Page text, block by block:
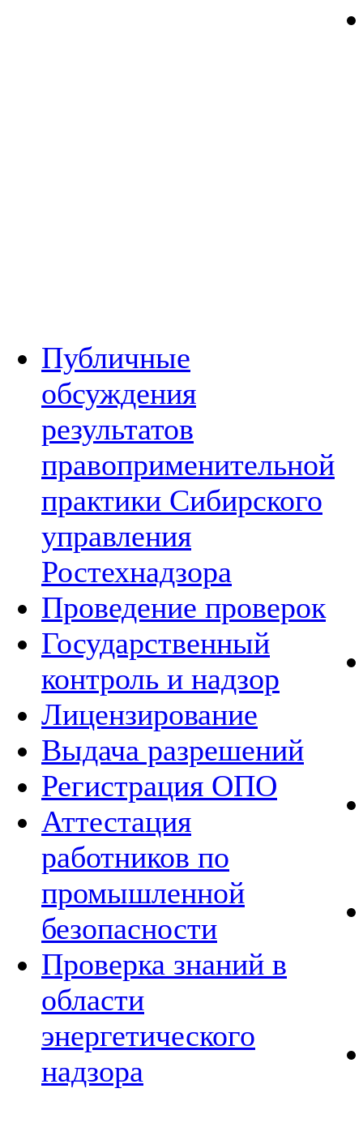
Публичные
обсуждения
результатов
правоприменительной
практики Сибирского
управления
Ростехнадзора
Проведение проверок
Государственный
контроль и надзор
Лицензирование
Выдача разрешений
Регистрация ОПО
Аттестация
работников по
промышленной
безопасности
Проверка знаний в
области
энергетического
надзора